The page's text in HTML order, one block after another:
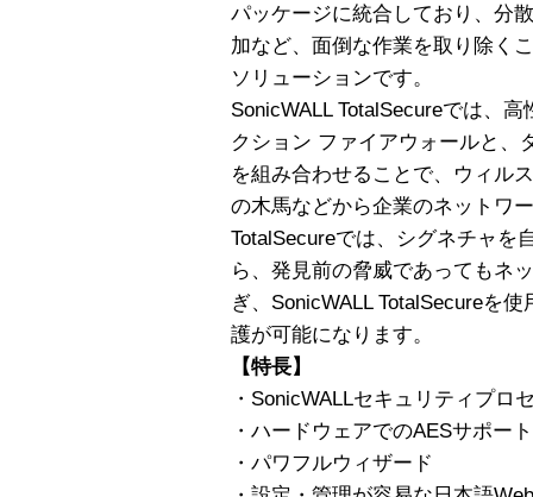
パッケージに統合しており、分
加など、面倒な作業を取り除く
ソリューションです。
SonicWALL TotalSecureでは、
クション ファイアウォールと、
を組み合わせることで、ウィル
の木馬などから企業のネットワ
TotalSecureでは、シグネチャを
ら、発見前の脅威であってもネ
ぎ、SonicWALL TotalSecureを
護が可能になります。
【特長】
・SonicWALLセキュリティプロ
・ハードウェアでのAESサポート
・パワフルウィザード